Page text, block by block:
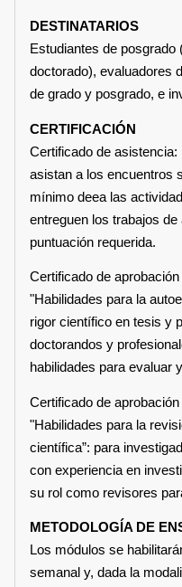
DESTINATARIOS
Estudiantes de
doctorado), evaluadores
de grado y posgrado, e
CERTIFICACIÓN
Certificado de
asistan a los encuentros
mínimo deea las
entreguen los trabajos
puntuación requerida.
Certificado de
"Habilidades para la
rigor científico en tesis y
doctorandos y
habilidades para evaluar
Certificado de
"Habilidades para la
científica”: para
con experiencia en
su rol como revisores
METODOLOGÍA DE
Los módulos se
semanal y, dada la